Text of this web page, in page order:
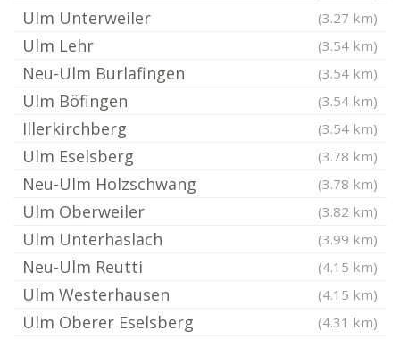
Ulm Unterweiler (3.27 km)
Ulm Lehr (3.54 km)
Neu-Ulm Burlafingen (3.54 km)
Ulm Böfingen (3.54 km)
Illerkirchberg (3.54 km)
Ulm Eselsberg (3.78 km)
Neu-Ulm Holzschwang (3.78 km)
Ulm Oberweiler (3.82 km)
Ulm Unterhaslach (3.99 km)
Neu-Ulm Reutti (4.15 km)
Ulm Westerhausen (4.15 km)
Ulm Oberer Eselsberg (4.31 km)